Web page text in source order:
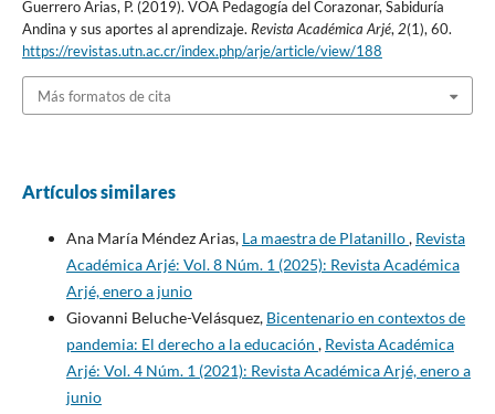
Guerrero Arias, P. (2019). VOA Pedagogía del Corazonar, Sabiduría
Andina y sus aportes al aprendizaje. Revista Académica Arjé,2(1), 60.
https://revistas.utn.ac.cr/index.php/arje/article/view/188
Más formatos de cita
Artículos similares
Ana María Méndez Arias, La maestra de Platanillo, Revista
Académica Arjé: Vol. 8 Núm. 1 (2025): Revista Académica
Arjé, enero a junio
Giovanni Beluche-Velásquez, Bicentenario en contextos de
pandemia: El derecho a la educación , Revista Académica
Arjé: Vol. 4 Núm. 1 (2021): Revista Académica Arjé, enero a
junio